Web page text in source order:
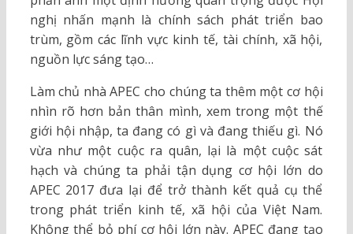
nghị nhấn mạnh là chính sách phát triển bao
trùm, gồm các lĩnh vực kinh tế, tài chính, xã hội,
nguồn lực sáng tạo…
Làm chủ nhà APEC cho chúng ta thêm một cơ hội
nhìn rõ hơn bản thân mình, xem trong một thế
giới hội nhập, ta đang có gì và đang thiếu gì. Nó
vừa như một cuộc ra quân, lại là một cuộc sát
hạch và chúng ta phải tận dụng cơ hội lớn do
APEC 2017 đưa lại để trở thành kết quả cụ thể
trong phát triển kinh tế, xã hội của Việt Nam.
Không thể bỏ phí cơ hội lớn này. APEC đang tạo